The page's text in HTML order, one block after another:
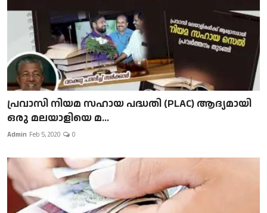
പ്രവാസി നിയമ സഹായ പദ്ധതി (PLAC) ആദ്യമായി
ഒരു മലയാളിയെ മ...
Admin Feb 5, 2020 0